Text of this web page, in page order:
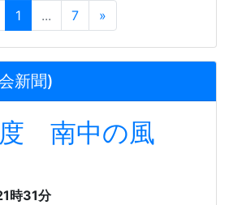
1 ... 7 »
新聞)
度 南中の風
時31分